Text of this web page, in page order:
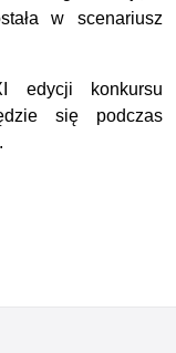
w scenariusz
edycji konkursu
się podczas